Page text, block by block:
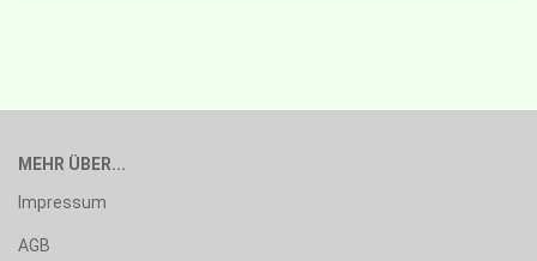
MEHR ÜBER...
Impressum
AGB